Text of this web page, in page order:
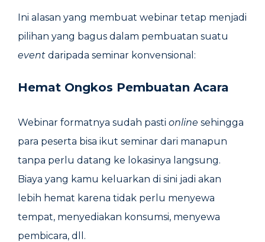
Ini alasan yang membuat webinar tetap menjadi
pilihan yang bagus dalam pembuatan suatu
event daripada seminar konvensional:
Hemat Ongkos Pembuatan Acara
Webinar formatnya sudah pasti online sehingga
para peserta bisa ikut seminar dari manapun
tanpa perlu datang ke lokasinya langsung.
Biaya yang kamu keluarkan di sini jadi akan
lebih hemat karena tidak perlu menyewa
tempat, menyediakan konsumsi, menyewa
pembicara, dll.